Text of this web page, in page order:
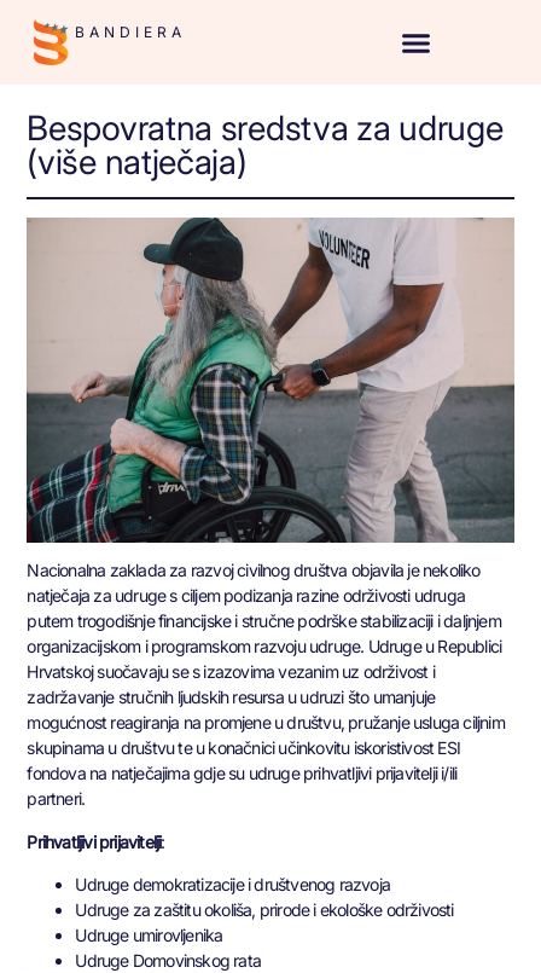
BANDIERA
Bespovratna sredstva za udruge
(više natječaja)
Nacionalna zaklada za razvoj civilnog društva objavila je nekoliko
natječaja za udruge s ciljem podizanja razine održivosti udruga
putem trogodišnje financijske i stručne podrške stabilizaciji i daljnjem
organizacijskom i programskom razvoju udruge. Udruge u Republici
Hrvatskoj suočavaju se s izazovima vezanim uz održivost i
zadržavanje stručnih ljudskih resursa u udruzi što umanjuje
mogućnost reagiranja na promjene u društvu, pružanje usluga ciljnim
skupinama u društvu te u konačnici učinkovitu iskoristivost ESI
fondova na natječajima gdje su udruge prihvatljivi prijavitelji i/ili
partneri.
Prihvatljivi prijavitelji:
Udruge demokratizacije i društvenog razvoja
Udruge za zaštitu okoliša, prirode i ekološke održivosti
Udruge umirovljenika
Udruge Domovinskog rata